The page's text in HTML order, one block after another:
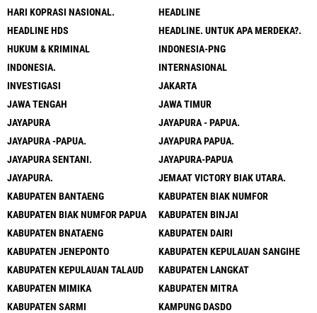
HARI KOPRASI NASIONAL.
HEADLINE
HEADLINE HDS
HEADLINE. UNTUK APA MERDEKA?.
HUKUM & KRIMINAL
INDONESIA-PNG
INDONESIA.
INTERNASIONAL
INVESTIGASI
JAKARTA
JAWA TENGAH
JAWA TIMUR
JAYAPURA
JAYAPURA - PAPUA.
JAYAPURA -PAPUA.
JAYAPURA PAPUA.
JAYAPURA SENTANI.
JAYAPURA-PAPUA
JAYAPURA.
JEMAAT VICTORY BIAK UTARA.
KABUPATEN BANTAENG
KABUPATEN BIAK NUMFOR
KABUPATEN BIAK NUMFOR PAPUA
KABUPATEN BINJAI
KABUPATEN BNATAENG
KABUPATEN DAIRI
KABUPATEN JENEPONTO
KABUPATEN KEPULAUAN SANGIHE
KABUPATEN KEPULAUAN TALAUD
KABUPATEN LANGKAT
KABUPATEN MIMIKA
KABUPATEN MITRA
KABUPATEN SARMI
KAMPUNG DASDO